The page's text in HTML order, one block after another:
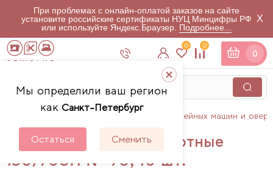
При проблемах с онлайн-оплатой заказов на сайте
установите российские сертификаты НУЦ Минцифры РФ
или используйте Яндекс.Браузер. Подробнее...
X
Мы определили ваш регион
как Санкт-Петербург
Остаться Сменить
0 0
0
Аксессуары для швейных машин и
Иглы Schmetz стандартные
130/705H № 90, 10 шт.